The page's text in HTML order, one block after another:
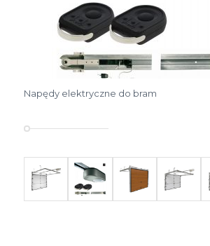
Napędy elektryczne do bram